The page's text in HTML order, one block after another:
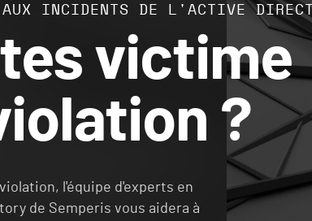
AUX INCIDENTS DE L'ACTIVE
victime
?
l'équipe d'experts en
de Semperis vous aidera à